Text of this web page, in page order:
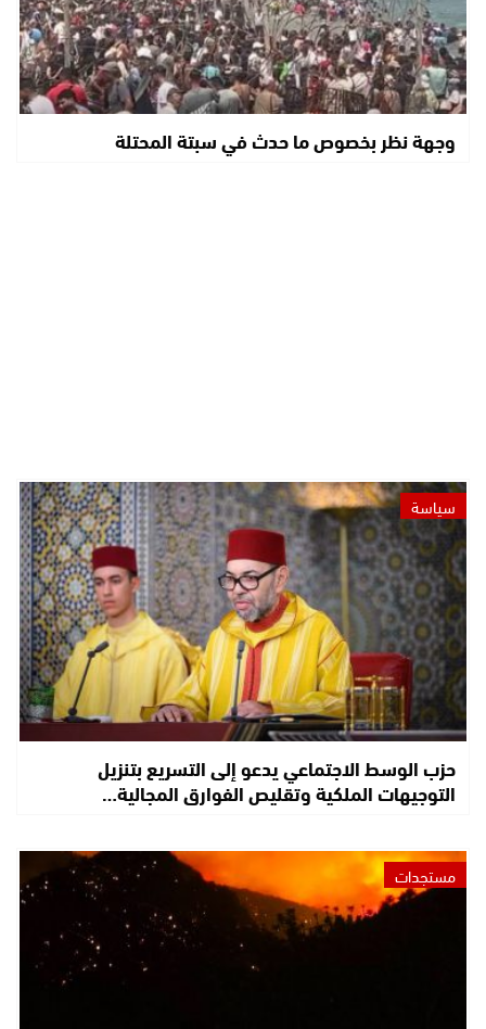
وجهة نظر بخصوص ما حدث في سبتة المحتلة
سياسة
حزب الوسط الاجتماعي يدعو إلى التسريع بتنزيل
التوجيهات الملكية وتقليص الفوارق المجالية…
مستجدات